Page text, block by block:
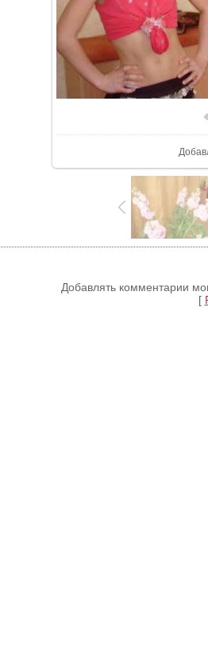
В
Добавлять комментарии
[